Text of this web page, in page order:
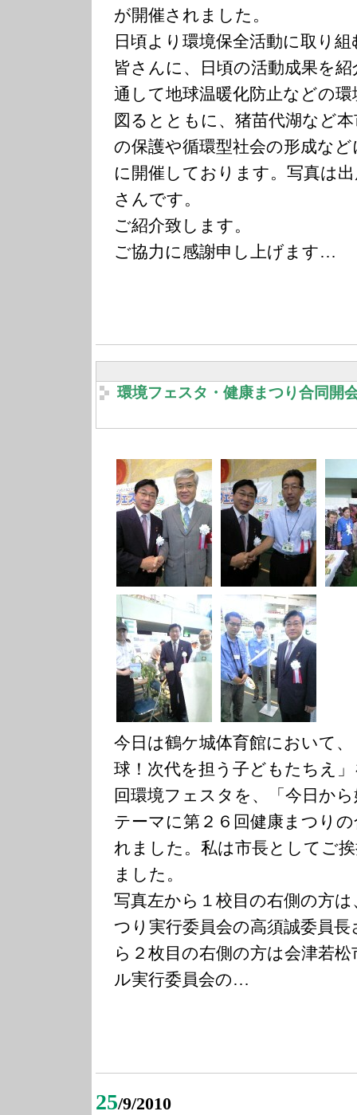
が開催されました。
日頃より環境保全活動に取り
皆さんに、日頃の活動成果を
通して地球温暖化防止などの
図るとともに、猪苗代湖など
の保護や循環型社会の形成な
に開催しております。写真は
さんです。
ご紹介致します。
ご協力に感謝申し上げます…
環境フェスタ・健康まつり合同開
今日は鶴ケ城体育館において
球！次代を担う子どもたちえ
回環境フェスタを、「今日か
テーマに第２６回健康まつり
れました。私は市長としてご
ました。
写真左から１校目の右側の方
つり実行委員会の高須誠委員
ら２枚目の右側の方は会津若
ル実行委員会の…
25/9/2010